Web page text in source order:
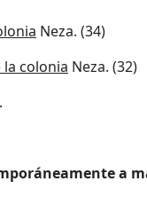
Neza. (34)
la colonia Neza. (32)
a